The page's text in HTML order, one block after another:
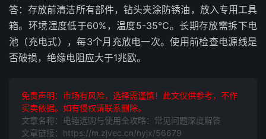
答：存放前清洁所有部件，钻头夹涂防锈油，放入专用工具
箱。环境湿度低于60%，温度5-35℃。长期存放需拆下电
池（充电式），每3个月充放电一次。使用前检查电源线是
否破损，绝缘电阻应大于1兆欧。
免责声明：市场有风险，选择需谨慎！此文仅供参考，不作
买卖依据。如有侵权请联系删除。
文章名称：电锤选购与使用全攻略：常见问题深度解答
文章链接：https://m.zjvec.cn/nyjx/56679